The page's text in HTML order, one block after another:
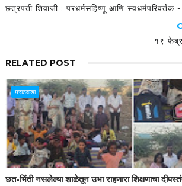
छत्रपती शिवाजी : परधर्मसहिष्णू आणि स्वधर्मपरिवर्तक
१९
RELATED POST
मराठवाडा
छत-भिंती नसलेल्या शाळेतून उभा राहणारा शिक्षणाचा